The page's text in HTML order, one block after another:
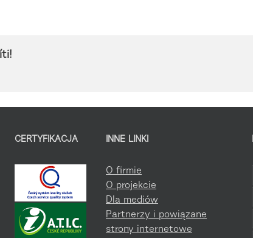
CERTYFIKACJA INNE LINKI
O firmie
O projekcie
Dla mediów
Partnerzy i powiązane
strony internetowe